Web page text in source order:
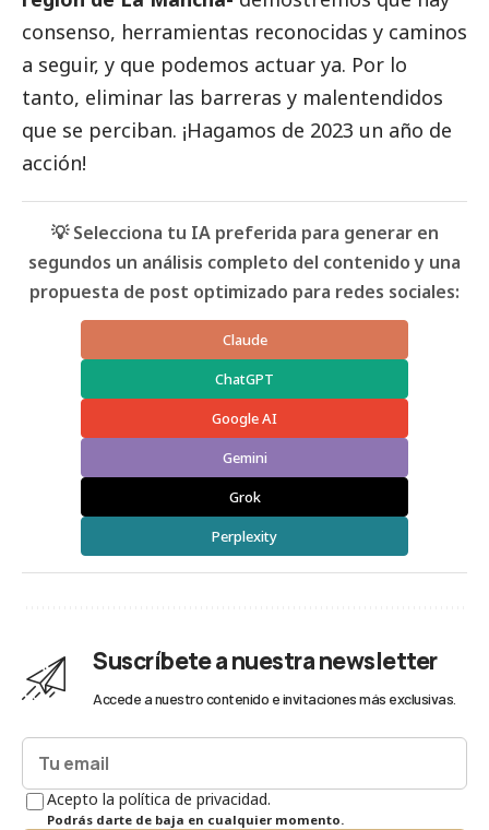
consenso, herramientas reconocidas y caminos
a seguir, y que podemos actuar ya. Por lo
tanto, eliminar las barreras y malentendidos
que se perciban. ¡Hagamos de 2023 un año de
acción!
💡 Selecciona tu IA preferida para generar en
segundos un análisis completo del contenido y una
propuesta de post optimizado para redes sociales:
Claude
ChatGPT
Google AI
Gemini
Grok
Perplexity
Suscríbete a nuestra newsletter
Accede a nuestro contenido e invitaciones más exclusivas.
Acepto la política de privacidad.
Podrás darte de baja en cualquier momento.